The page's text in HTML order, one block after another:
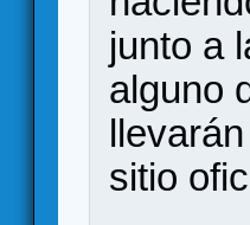
junto a
alguno
sitio